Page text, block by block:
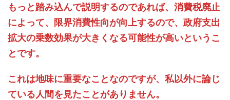
もっと踏み込んで説明するのであれば、消費税廃止
によって、限界消費性向が向上するので、政府支出
拡大の乗数効果が大きくなる可能性が高いというこ
とです。
これは地味に重要なことなのですが、私以外に論じ
ている人間を見たことがありません。